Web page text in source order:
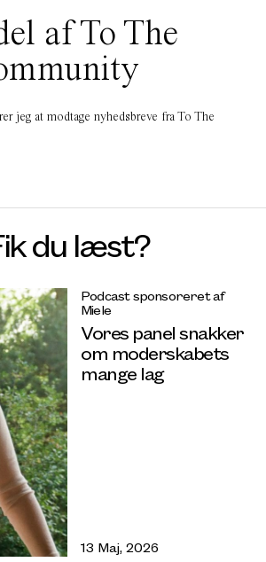
af To The
jeg at modtage nyhedsbreve fra To The
du læst?
Podcast sponsoreret af
Miele
Vores panel snakker
om moderskabets
mange lag
13 Maj, 2026